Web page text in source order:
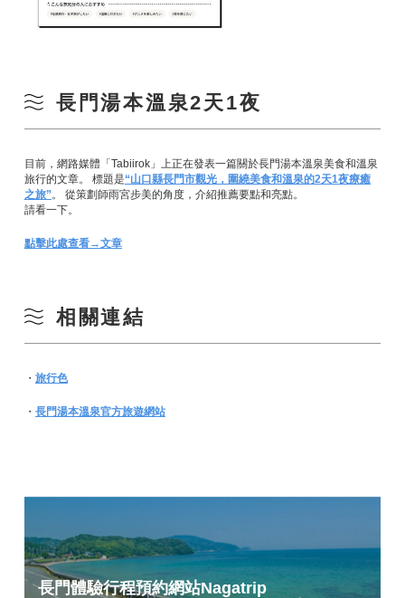
長門湯本溫泉2天1夜
目前，網路媒體「Tabiirok」上正在發表一篇關於長門湯本溫泉美食和溫泉
旅行的文章。 標題是“山口縣長門市觀光，圍繞美食和溫泉的2天1夜療癒
之旅”。 從策劃師雨宮步美的角度，介紹推薦要點和亮點。
請看一下。
點擊此處查看→文章
相關連結
・ 旅行色
・ 長門湯本溫泉官方旅遊網站
長門體驗行程預約網站Nagatrip